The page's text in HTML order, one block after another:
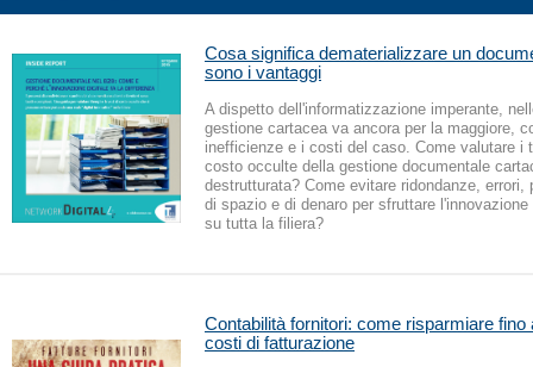
Cosa significa dematerializzare un
sono i vantaggi
A dispetto dell'informatizzazione imperante,
gestione cartacea va ancora per la maggiore,
inefficienze e i costi del caso. Come valutare i
costo occulte della gestione documentale
destrutturata? Come evitare ridondanze, errori,
di spazio e di denaro per sfruttare l'innovazione
su tutta la filiera?
Contabilità fornitori: come risparmiare fino
costi di fatturazione